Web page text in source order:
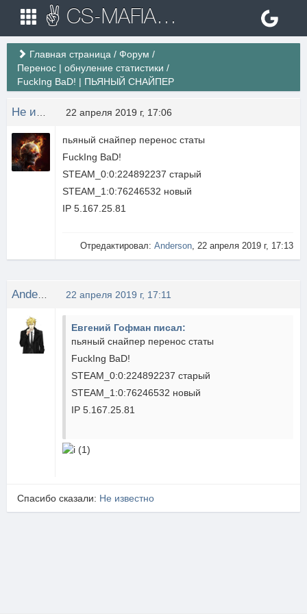
✌ CS-MAFIA.RU ✌ Игровые сервера Counter Strike 1.6
Главная страница / Форум /
Перенос | обнуление статистики /
FuckIng BaD! | ПЬЯНЫЙ СНАЙПЕР
22 апреля 2019 г, 17:06
пьяный снайпер перенос статы
FuckIng BaD!
STEAM_0:0:224892237 старый
STEAM_1:0:76246532 новый
IP 5.167.25.81
Отредактировал: Anderson, 22 апреля 2019 г, 17:13
22 апреля 2019 г, 17:11
Евгений Гофман писал:
пьяный снайпер перенос статы
FuckIng BaD!
STEAM_0:0:224892237 старый
STEAM_1:0:76246532 новый
IP 5.167.25.81
Спасибо сказали: Не известно